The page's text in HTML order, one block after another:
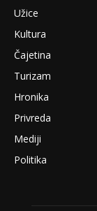
Užice
Kultura
Čajetina
Turizam
Hronika
Privreda
Mediji
Politika